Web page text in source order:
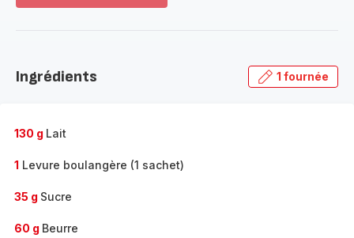
gamme
Ingrédients 1 fournée
130 g Lait
1 Levure boulangère (1 sachet)
35 g Sucre
60 g Beurre